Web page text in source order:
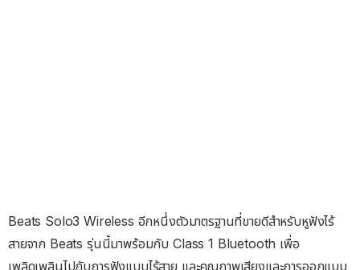
Beats Solo3 Wireless อีกหนึ่งตัวมาตรฐานที่ขายดีสำหรับหูฟังไร้
สายจาก Beats รุ่นนี้มาพร้อมกับ Class 1 Bluetooth เพื่อ
เพลิดเพลินไปกับการฟังแบบไร้สาย และคุณภาพเสียงและการออกแบบ